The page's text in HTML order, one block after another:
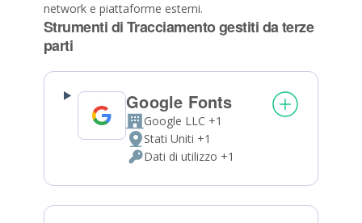
network e piattaforme esterni.
Strumenti di Tracciamento gestiti da terze
parti
Google Fonts
Azienda:
Google LLC +1
Luogo
del
trattamento:
Stati Uniti +1
Dati
Personali
Dati di utilizzo +1